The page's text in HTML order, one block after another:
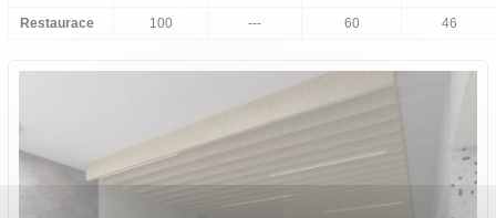
Restaurace 100 --- 60 46